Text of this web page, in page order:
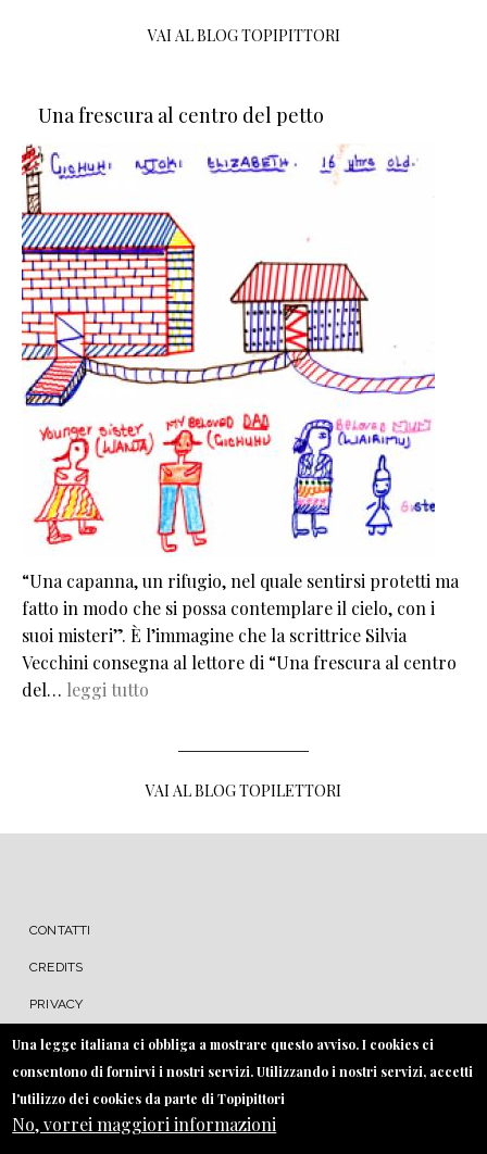
VAI AL BLOG TOPIPITTORI
Una frescura al centro del petto
“Una capanna, un rifugio, nel quale sentirsi protetti ma
fatto in modo che si possa contemplare il cielo, con i
suoi misteri”. È l’immagine che la scrittrice Silvia
Vecchini consegna al lettore di “Una frescura al centro
del… leggi tutto
VAI AL BLOG TOPILETTORI
MENU FOOTER
CONTATTI
CREDITS
PRIVACY
COOKIE
Una legge italiana ci obbliga a mostrare questo avviso. I cookies ci
consentono di fornirvi i nostri servizi. Utilizzando i nostri servizi, accetti
l'utilizzo dei cookies da parte di Topipittori
No, vorrei maggiori informazioni